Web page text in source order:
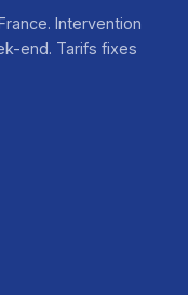
Intervention
end. Tarifs fixes